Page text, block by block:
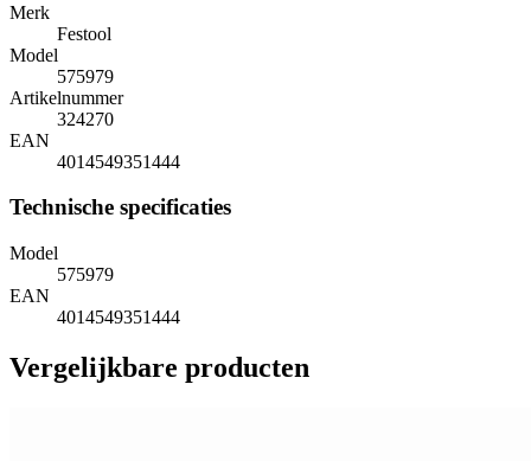
Merk
Festool
Model
575979
Artikelnummer
324270
EAN
4014549351444
Technische specificaties
Model
575979
EAN
4014549351444
Vergelijkbare producten